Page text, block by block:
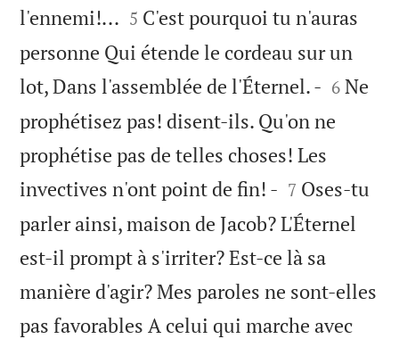
l'ennemi!... 

5 C'est pourquoi tu n'auras
personne Qui étende le cordeau sur un
lot, Dans l'assemblée de l'Éternel. - 

6 Ne
prophétisez pas! disent-ils. Qu'on ne
prophétise pas de telles choses! Les
invectives n'ont point de fin! - 

7 Oses-tu
parler ainsi, maison de Jacob? L'Éternel
est-il prompt à s'irriter? Est-ce là sa
manière d'agir? Mes paroles ne sont-elles
pas favorables A celui qui marche avec